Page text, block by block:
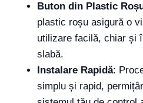
Buton din Plastic
plastic roșu asigură o
utilizare facilă, chiar și
slabă.
Instalare Rapidă:
simplu și rapid,